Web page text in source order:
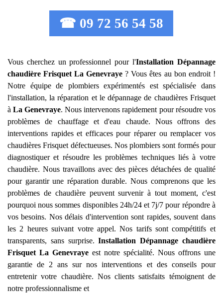
☎ 09 72 56 54 58
Vous cherchez un professionnel pour l'Installation Dépannage
chaudière Frisquet La Genevraye ? Vous êtes au bon endroit !
Notre équipe de plombiers expérimentés est spécialisée dans
l'installation, la réparation et le dépannage de chaudières Frisquet
àLa Genevraye. Nous intervenons rapidement pour résoudre vos
problèmes de chauffage et d'eau chaude. Nous offrons des
interventions rapides et efficaces pour réparer ou remplacer vos
chaudières Frisquet défectueuses. Nos plombiers sont formés pour
diagnostiquer et résoudre les problèmes techniques liés à votre
chaudière. Nous travaillons avec des pièces détachées de qualité
pour garantir une réparation durable. Nous comprenons que les
problèmes de chaudière peuvent survenir à tout moment, c'est
pourquoi nous sommes disponibles 24h/24 et 7j/7 pour répondre à
vos besoins. Nos délais d'intervention sont rapides, souvent dans
les 2 heures suivant votre appel. Nos tarifs sont compétitifs et
transparents, sans surprise.Installation Dépannage chaudière
Frisquet La Genevrayeest notre spécialité. Nous offrons une
garantie de 2 ans sur nos interventions et des conseils pour
entretenir votre chaudière. Nos clients satisfaits témoignent de
notre professionnalisme et